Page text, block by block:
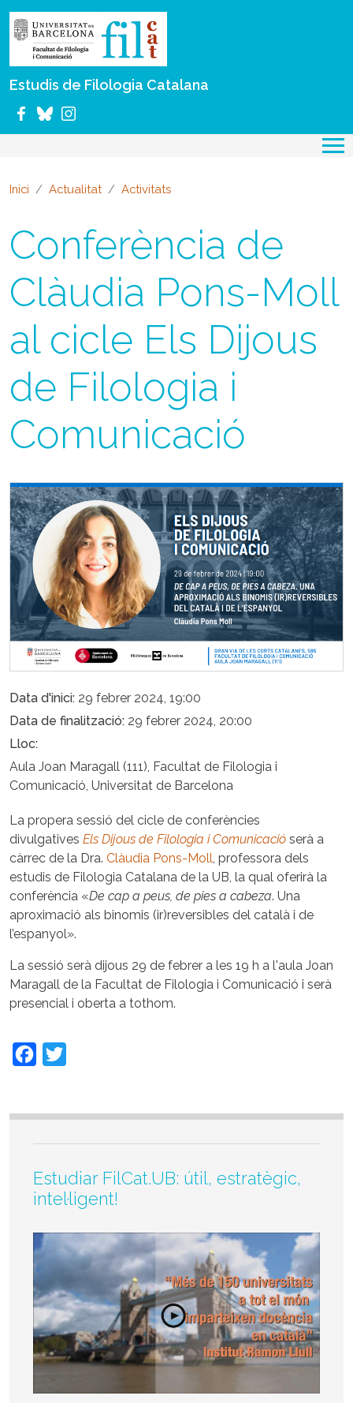
Estudis de Filologia Catalana
Inici Actualitat Activitats
Conferència de
Clàudia Pons-Moll
al cicle Els Dijous
de Filologia i
Comunicació
Data d'inici 29 febrer 2024, 19:00
Data de finalització 29 febrer 2024, 20:00
Lloc
Aula Joan Maragall (111), Facultat de Filologia i
Comunicació, Universitat de Barcelona
La propera sessió del cicle de conferències
divulgatives Els Dijous de Filologia i Comunicació serà a
càrrec de la Dra. Clàudia Pons-Moll, professora dels
estudis de Filologia Catalana de la UB, la qual oferirà la
conferència «De cap a peus, de pies a cabeza. Una
aproximació als binomis (ir)reversibles del català i de
l’espanyol».
La sessió serà dijous 29 de febrer a les 19 h a l'aula Joan
Maragall de la Facultat de Filologia i Comunicació i serà
presencial i oberta a tothom.
Facebook
Estudiar FilCat.UB: útil, estratègic,
intel·ligent!